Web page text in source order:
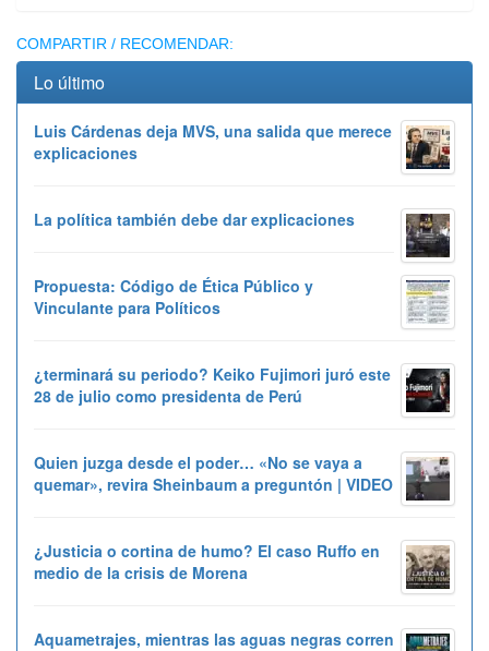
COMPARTIR / RECOMENDAR:
Lo último
Luis Cárdenas deja MVS, una salida que merece
explicaciones
La política también debe dar explicaciones
Propuesta: Código de Ética Público y
Vinculante para Políticos
¿terminará su periodo? Keiko Fujimori juró este
28 de julio como presidenta de Perú
Quien juzga desde el poder… «No se vaya a
quemar», revira Sheinbaum a preguntón | VIDEO
¿Justicia o cortina de humo? El caso Ruffo en
medio de la crisis de Morena
Aquametrajes, mientras las aguas negras corren